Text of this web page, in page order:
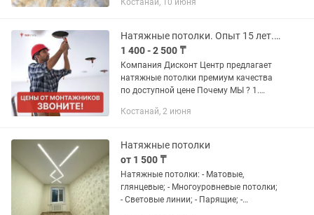
Костанай, 10 июня
Натяжные потолки. Опыт 15 лет. ПрофМонтаж
1 400 - 2 500 ₸
Компания Дисконт Центр предлагает
натяжные потолки премиум качества
по доступной цене Почему МЫ ? 1.
фирменное полотно 2. В работе
Костанай, 2 июня
Натяжные потолки
от 1 500 ₸
Натяжные потолки: - Матовые,
глянцевые; - Многоуровневые потолки;
- Световые линии; - Парящие; -